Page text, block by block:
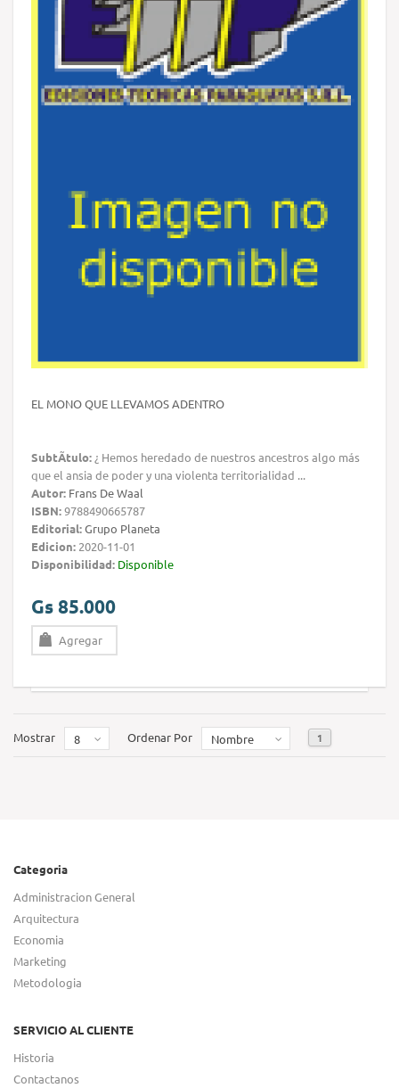
EL MONO QUE LLEVAMOS ADENTRO
SubtÃ­tulo: ¿ Hemos heredado de nuestros ancestros algo más
que el ansia de poder y una violenta territorialidad ...
Autor: Frans De Waal
ISBN:9788490665787
Editorial:Grupo Planeta
Edicion: 2020-11-01
Disponibilidad: Disponible
Gs 85.000
Agregar
Mostrar 8 Ordenar Por Nombre 1
Categoria
Administracion General
Arquitectura
Economia
Marketing
Metodologia
SERVICIO AL CLIENTE
Historia
Contactanos